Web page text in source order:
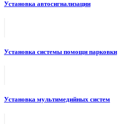
Установка автосигнализации
Установка системы помощи парковки
Установка мультимедийных систем